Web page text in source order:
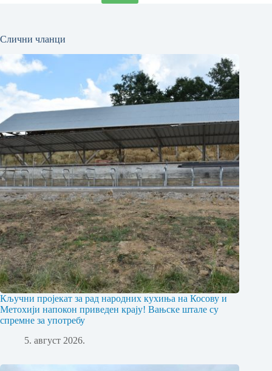
Слични чланци
Кључни пројекат за рад народних кухиња на Косову и
Метохији напокон приведен крају! Вањске штале су
спремне за употребу
5. август 2026.